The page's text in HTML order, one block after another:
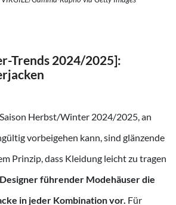
Trends 2024/2025]:
Herbst/Winter 2024/2025, an
vorbeigehen kann, sind glänzende
Prinzip, dass Kleidung leicht zu tragen
führender Modehäuser die
in jeder Kombination vor. Für